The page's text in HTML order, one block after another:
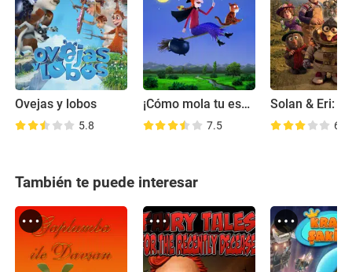
Ovejas y lobos
5.8
¡Cómo mola tu escoba!
7.5 6.5
También te puede interesar